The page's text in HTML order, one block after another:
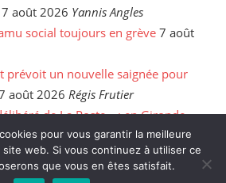
7 août 2026 Yannis Angles
social toujours en grève 7 août
prévoit un nouvelle saignée pour
août 2026 Régis Frutier
de La Poste » : en Gironde,
de rattraper leurs heures 6 août
pour vous garantir la meilleure
web. Si vous continuez à utiliser ce
que vous en êtes satisfait.